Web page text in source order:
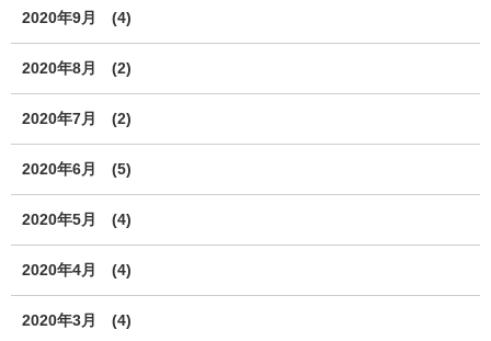
2020年9月 (4)
2020年8月 (2)
2020年7月 (2)
2020年6月 (5)
2020年5月 (4)
2020年4月 (4)
2020年3月 (4)